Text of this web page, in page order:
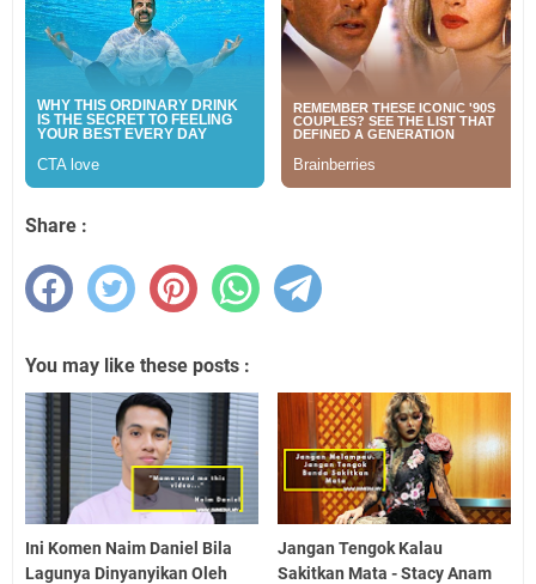
Share :
You may like these posts :
Ini Komen Naim Daniel Bila
Lagunya Dinyanyikan Oleh
Jangan Tengok Kalau
Sakitkan Mata - Stacy Anam